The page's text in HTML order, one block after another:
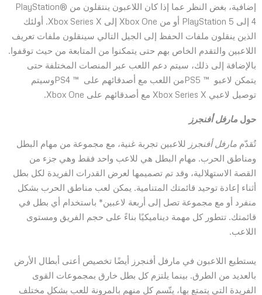
إضافية، بغض النظر عما إذا كان اللاعبون ينتقلون من PlayStation®
4 إلى PlayStation 5 أو من Xbox One إلى Xbox Series X. أولئك
الذين ينقلون ملفات الحفظ إلى الجيل التالي سينقلون ملفات تعريف
اللاعبين والتقدم الخاص بهم حتى يتمكنوا من المتابعة من حيث توقفوا.
بالإضافة إلى ذلك، سيتم دعم اللعب عبر المنصات المختلفة حتى
يتمكن لاعبو ™ PS5من اللعب مع أصدقائهم على ™ PS4وسيتم
توصيل لاعبي Xbox Series X مع أصدقائهم على Xbox One.
حول مارفل أفنجرز
تُقدّم مارفل أفنجرز
للاعبين تجربة غنية، مع مجموعة من مهام البطل
ومناطق الحرب. مهام البطل هي للاعب واحد فقط وهي جزء من
القصة الاستهلالية، وقد تم تصميمها لعرض القدرات الفريدة لكل بطل
أثناء إعادة توحيد قائمتك المتنامية. يمكن لعب مناطق الحرب بشكل
منفرد أو مع مجموعة تصل إلى أربعة لاعبين* باستخدام أي بطل في
قائمتك. تتطور كل مهمة ديناميكيًا بناءً على حجم الفريق ومستوى
اللاعب.
يستطيع اللاعبون في مارفل أفنجرز أيضًا تخصيص أعتى أبطال الأرض
بالعديد من الطرق. بينما يلتزم كل بطل خارق بمجموعات القوى
الفريدة التي يتمتع بها، يتّسم كل منهم بالمرونة للعب بشكل مختلف